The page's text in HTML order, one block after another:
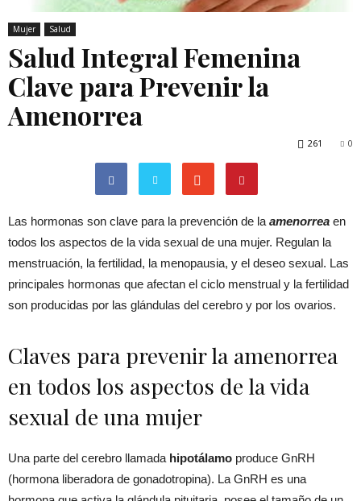
Mujer Salud
Salud Integral Femenina
Clave para Prevenir la
Amenorrea
0
261
Las hormonas son clave para la prevención de la amenorrea en
todos los aspectos de la vida sexual de una mujer. Regulan la
menstruación, la fertilidad, la menopausia, y el deseo sexual. Las
principales hormonas que afectan el ciclo menstrual y la fertilidad
son producidas por las glándulas del cerebro y por los ovarios.
Claves para prevenir la amenorrea
en todos los aspectos de la vida
sexual de una mujer
Una parte del cerebro llamada hipotálamo produce GnRH
(hormona liberadora de gonadotropina). La GnRH es una